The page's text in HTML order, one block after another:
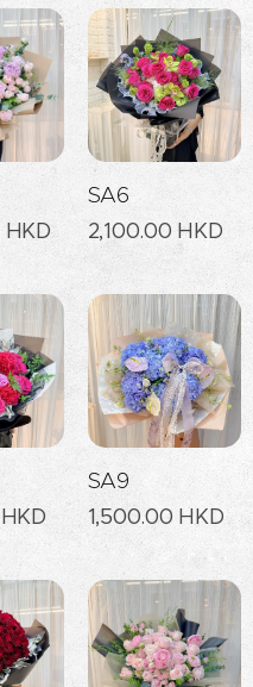
HKD
SA6
2,100.00HKD
HKD
SA9
1,500.00 HKD